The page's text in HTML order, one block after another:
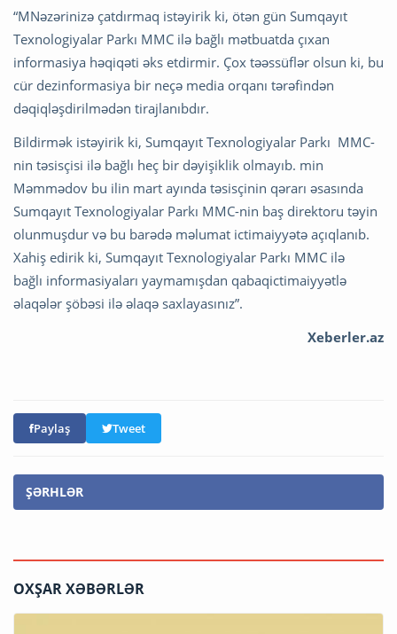
“MNəzərinizə çatdırmaq istəyirik ki, ötən gün Sumqayıt
Texnologiyalar Parkı MMC ilə bağlı mətbuatda çıxan
informasiya həqiqəti əks etdirmir. Çox təəssüflər olsun ki, bu
cür dezinformasiya bir neçə media orqanı tərəfindən
dəqiqləşdirilmədən tirajlanıbdır.
Bildirmək istəyirik ki, Sumqayıt Texnologiyalar Parkı MMC-
nin təsisçisi ilə bağlı heç bir dəyişiklik olmayıb. min
Məmmədov bu ilin mart ayında təsisçinin qərarı əsasında
Sumqayıt Texnologiyalar Parkı MMC-nin baş direktoru təyin
olunmuşdur və bu barədə məlumat ictimaiyyətə açıqlanıb.
Xahiş edirik ki, Sumqayıt Texnologiyalar Parkı MMC ilə
bağlı informasiyaları yaymamışdan qabaqictimaiyyətlə
əlaqələr şöbəsi ilə əlaqə saxlayasınız”.
Xeberler.az
Paylaş Tweet
ŞƏRHLƏR
OXŞAR XƏBƏRLƏR